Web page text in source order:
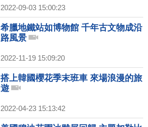
2022-09-03 15:00:23
希臘地鐵站如博物館 千年古文物成沿
路風景
2022-11-19 15:09:20
搭上韓國櫻花季末班車 來場浪漫的旅
遊
2022-04-23 15:13:42